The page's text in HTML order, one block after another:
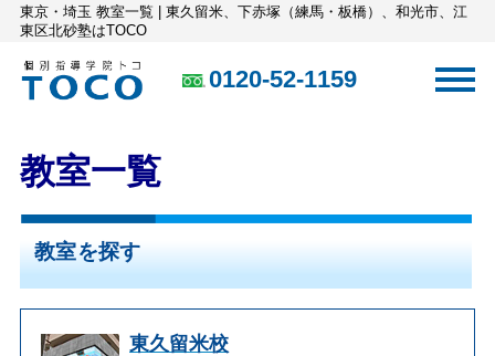
東京・埼玉 教室一覧 | 東久留米、下赤塚（練馬・板橋）、和光市、江
東区北砂塾はTOCO
0120-52-1159
教室一覧
教室を探す
東久留米校